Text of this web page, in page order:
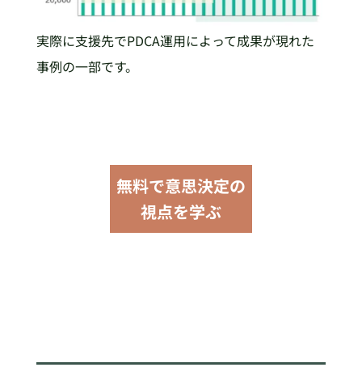
実際に支援先でPDCA運用によって成果が現れた
事例の一部です。
無料で意思決定の
視点を学ぶ